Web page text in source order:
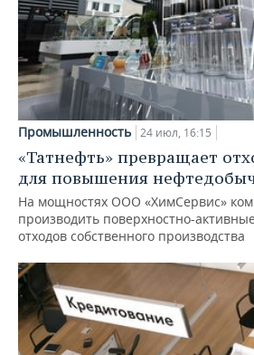
Промышленность 24 июл, 16:15
«Татнефть» превращает
для повышения
На мощностях ООО «ХимСервис»
производить поверхностно-
отходов собственного производства